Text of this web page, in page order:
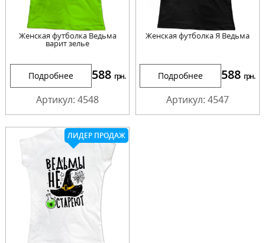
Женская футболка Ведьма
варит зелье
Подробнее 588 грн.
Артикул: 4548
Женская футболка Я Ведьма
Подробнее 588 грн.
Артикул: 4547
ЛИДЕР ПРОДАЖ